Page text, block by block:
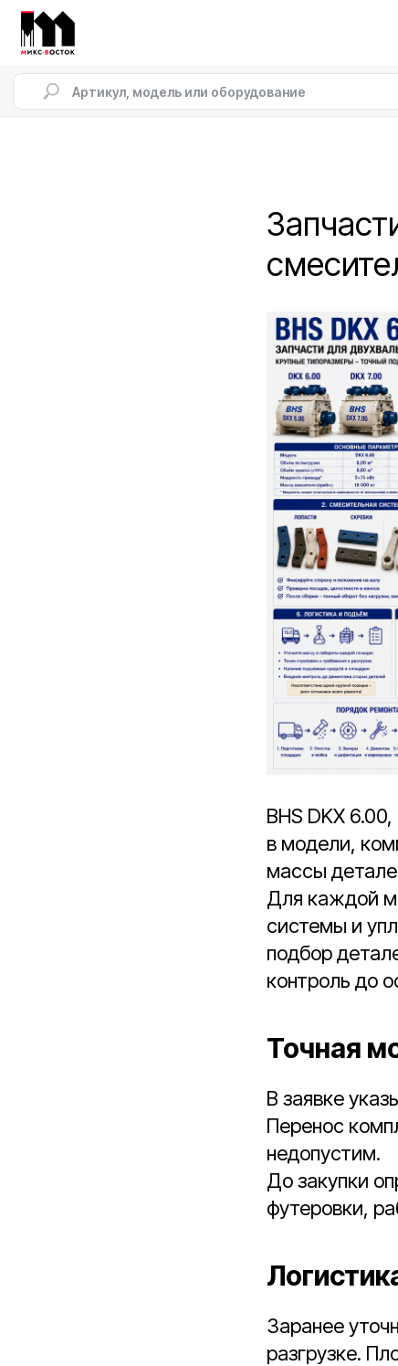
BHS DKX
в модели,
массы
Для каждой
системы и
подбор
контроль до
Точная
В заявке
Перенос
недопустим.
До закупки
футеровки,
Заранее
разгрузке.